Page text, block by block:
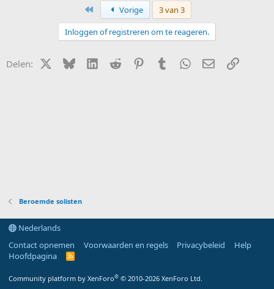
Eerste Vorige
3 van 3
Inloggen of registreren om te reageren.
Delen: X (Twitter)
BlueskyLinkedIn
Reddit PinterestTumblr WhatsApp
E-mailLink
Beroemde solisten
Nederlands
Contact opnemen
Voorwaarden en regels Privacybeleid
Help
Hoofdpagina
R
Community platform by XenForo® © 2010-2026 XenForo Ltd.